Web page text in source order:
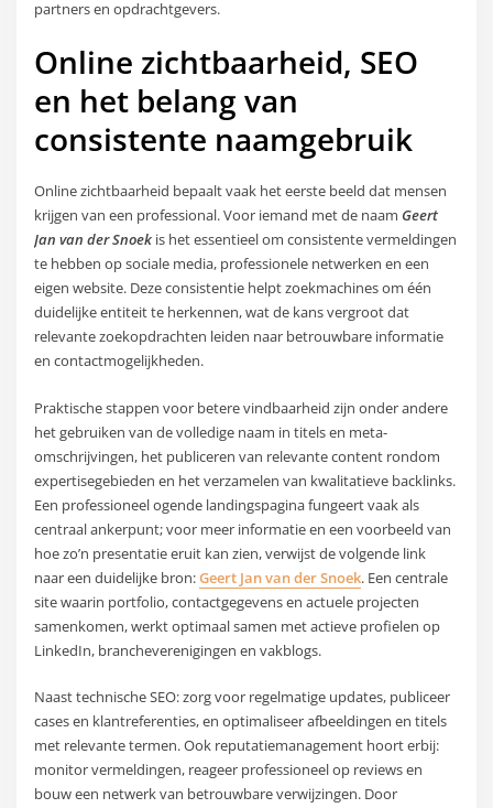
partners en opdrachtgevers.
Online zichtbaarheid, SEO
en het belang van
consistente naamgebruik
Online zichtbaarheid bepaalt vaak het eerste beeld dat mensen
krijgen van een professional. Voor iemand met de naam Geert
Jan van der Snoek is het essentieel om consistente vermeldingen
te hebben op sociale media, professionele netwerken en een
eigen website. Deze consistentie helpt zoekmachines om één
duidelijke entiteit te herkennen, wat de kans vergroot dat
relevante zoekopdrachten leiden naar betrouwbare informatie
en contactmogelijkheden.
Praktische stappen voor betere vindbaarheid zijn onder andere
het gebruiken van de volledige naam in titels en meta-
omschrijvingen, het publiceren van relevante content rondom
expertisegebieden en het verzamelen van kwalitatieve backlinks.
Een professioneel ogende landingspagina fungeert vaak als
centraal ankerpunt; voor meer informatie en een voorbeeld van
hoe zo’n presentatie eruit kan zien, verwijst de volgende link
naar een duidelijke bron:Geert Jan van der Snoek. Een centrale
site waarin portfolio, contactgegevens en actuele projecten
samenkomen, werkt optimaal samen met actieve profielen op
LinkedIn, brancheverenigingen en vakblogs.
Naast technische SEO: zorg voor regelmatige updates, publiceer
cases en klantreferenties, en optimaliseer afbeeldingen en titels
met relevante termen. Ook reputatiemanagement hoort erbij:
monitor vermeldingen, reageer professioneel op reviews en
bouw een netwerk van betrouwbare verwijzingen. Door